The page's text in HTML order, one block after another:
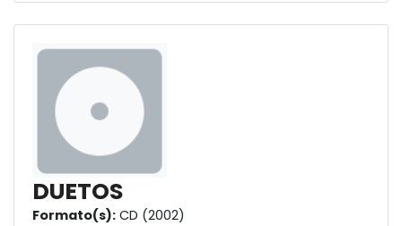
DUETOS
Formato(s): CD (2002)